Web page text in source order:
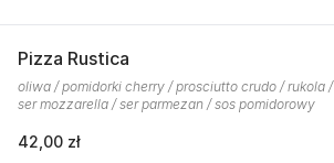
Pizza Rustica
oliwa / pomidorki cherry / prosciutto crudo / rukola /
ser mozzarella / ser parmezan / sos pomidorowy
42,00 zł